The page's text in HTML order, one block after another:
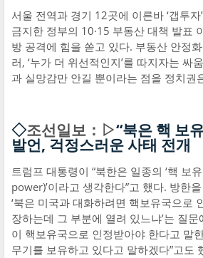
서울 전역과 경기 12곳에 이른바 ‘갭투자
금지한 정부의 10·15 부동산 대책 발표
방 공격에 힘을 쏟고 있다. 부동산 안정
러, ‘누가 더 위선적인지’를 따지자는 싸
과 실망감만 안길 뿐이라는 점을 정치권
◇조선일보：▷“북은 핵 보
발언, 걱정스러운 사태 전개
트럼프 대통령이 “북한은 일종의 ‘핵 보
power)’이라고 생각한다”고 했다. 방한
‘북은 미국과 대화하려면 핵보유국으로
장하는데 그 부분에 열려 있느냐’는 질문
이 핵보유국으로 인정받아야 한다고 말
무기를 보유하고 있다고 말하겠다”고도